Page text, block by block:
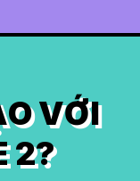
VỚI
2?